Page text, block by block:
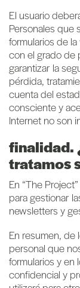
El usuario
Personales que
formularios de
con el grado de
garantizar la
pérdida,
cuenta del
consciente y
Internet no son
finalidad.
tratamos
En “The
para gestionar
newsletters y
En resumen, de
personal que
formularios y
confidencial y